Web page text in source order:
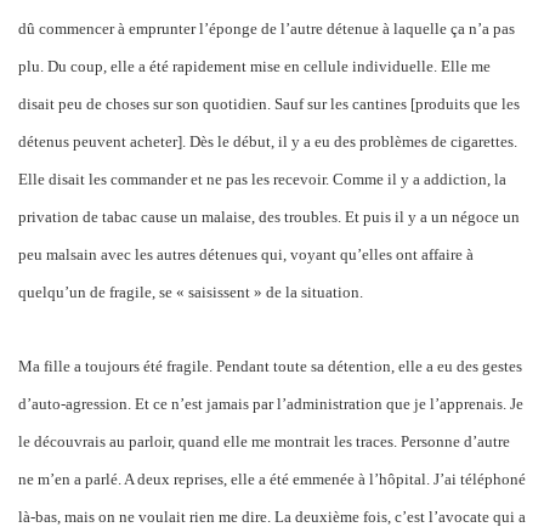
dû commencer à emprunter l’éponge de l’autre détenue à laquelle ça n’a pas
plu. Du coup, elle a été rapidement mise en cellule individuelle. Elle me
disait peu de choses sur son quotidien. Sauf sur les cantines [produits que les
détenus peuvent acheter]. Dès le début, il y a eu des problèmes de cigarettes.
Elle disait les commander et ne pas les recevoir. Comme il y a addiction, la
privation de tabac cause un malaise, des troubles. Et puis il y a un négoce un
peu malsain avec les autres détenues qui, voyant qu’elles ont affaire à
quelqu’un de fragile, se « saisissent » de la situation.
Ma fille a toujours été fragile. Pendant toute sa détention, elle a eu des gestes
d’auto-agression. Et ce n’est jamais par l’administration que je l’apprenais. Je
le découvrais au parloir, quand elle me montrait les traces. Personne d’autre
ne m’en a parlé. A deux reprises, elle a été emmenée à l’hôpital. J’ai téléphoné
là-bas, mais on ne voulait rien me dire. La deuxième fois, c’est l’avocate qui a